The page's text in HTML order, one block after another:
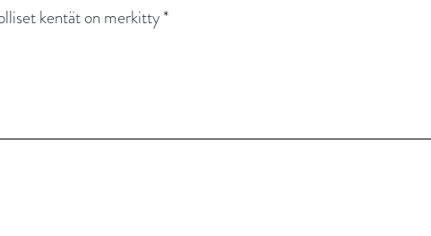
kentät on merkitty*